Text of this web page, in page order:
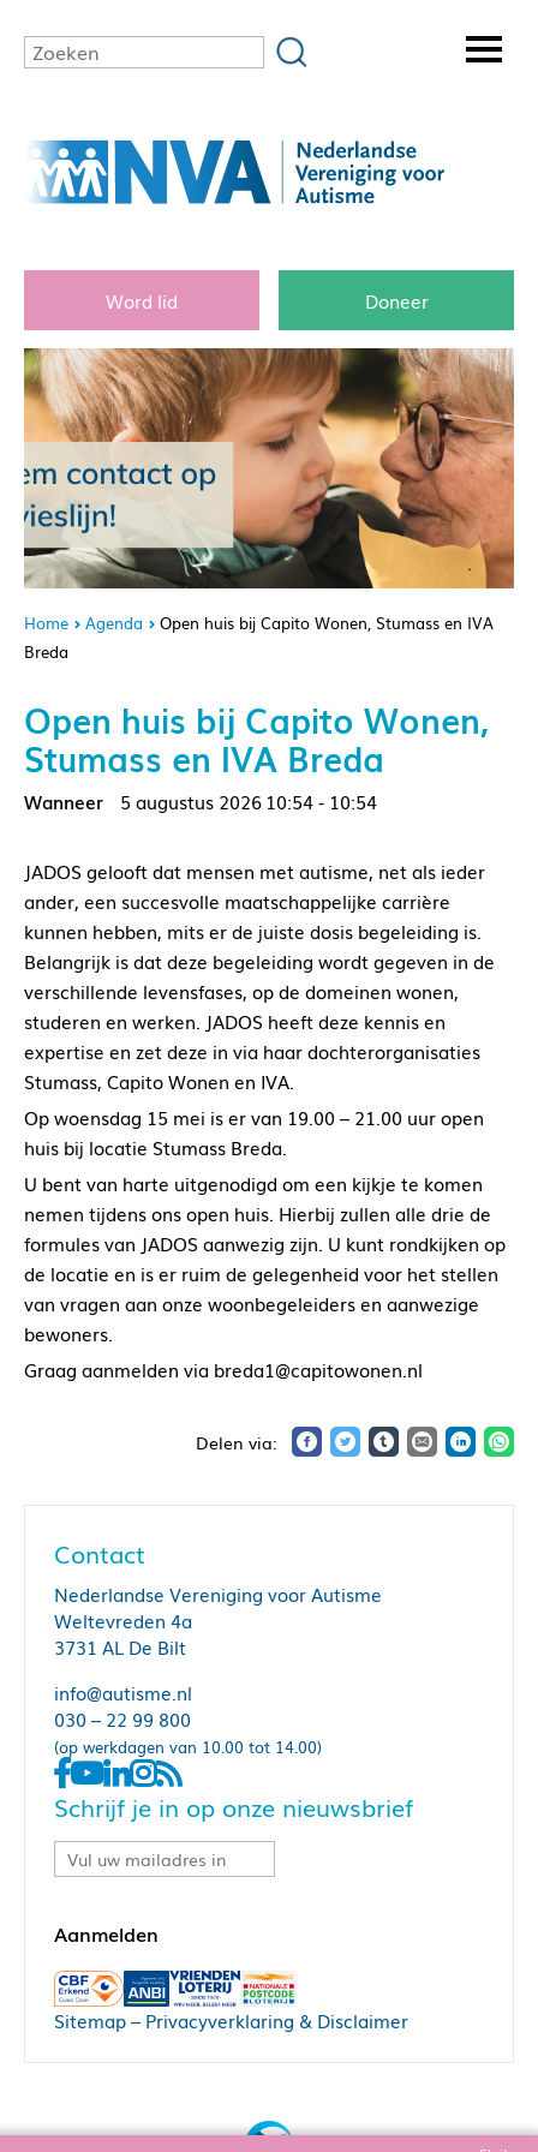
Word lid Doneer
Home Agenda
Open huis bij Capito Wonen, Stumass en IVA
Breda
Open huis bij Capito Wonen,
Stumass en IVA Breda
5 augustus 2026 10:54 - 10:54
JADOS gelooft dat mensen met autisme, net als ieder
ander, een succesvolle maatschappelijke carrière
kunnen hebben, mits er de juiste dosis begeleiding is.
Belangrijk is dat deze begeleiding wordt gegeven in de
verschillende levensfases, op de domeinen wonen,
studeren en werken. JADOS heeft deze kennis en
expertise en zet deze in via haar dochterorganisaties
Stumass, Capito Wonen en IVA.
Op woensdag 15 mei is er van 19.00 – 21.00 uur open
huis bij locatie Stumass Breda.
U bent van harte uitgenodigd om een kijkje te komen
nemen tijdens ons open huis. Hierbij zullen alle drie de
formules van JADOS aanwezig zijn. U kunt rondkijken op
de locatie en is er ruim de gelegenheid voor het stellen
van vragen aan onze woonbegeleiders en aanwezige
bewoners.
Graag aanmelden via breda1@capitowonen.nl
Contact
Nederlandse Vereniging voor Autisme
Weltevreden 4a
3731 AL De Bilt
info@autisme.nl
030 – 22 99 800
(op werkdagen van 10.00 tot 14.00)
Schrijf je in op onze nieuwsbrief
Sitemap– Privacyverklaring & Disclaimer